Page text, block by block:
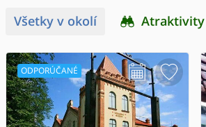
Všetky v okolí Atraktivity
ODPORÚČANÉ